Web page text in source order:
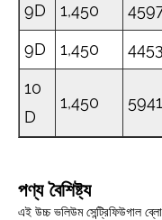
9D 1,450
9D 1,450
10
D
1,450
পণ্য বৈশিষ্ট্য
এই উচ্চ ভলিউম সেন্ট্রিফিউগাল